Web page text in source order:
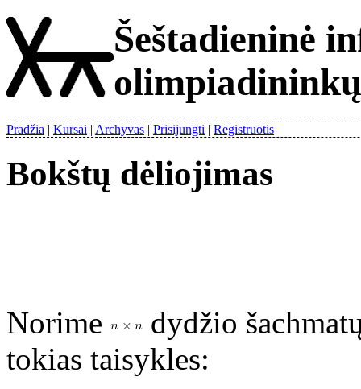
Šeštadieninė
Pradžia Kursai Archyvas Prisijungti Registruotis
Bokštų dėliojimas
Norime
dydžio
tokias taisykles: